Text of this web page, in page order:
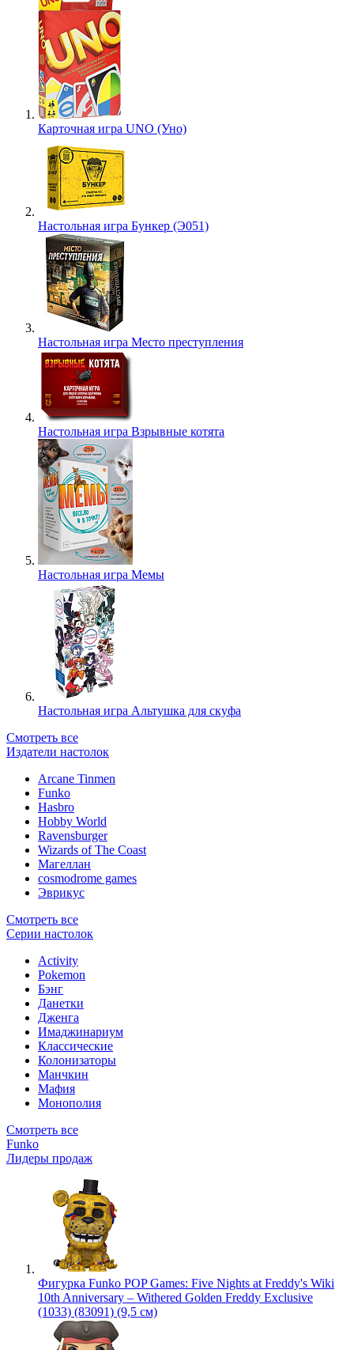
Карточная игра UNO (Уно)
Настольная игра Бункер (Э051)
Настольная игра Место преступления
Настольная игра Взрывные котята
Настольная игра Мемы
Настольная игра Альтушка для скуфа
Смотреть все
Издатели настолок
Arcane Tinmen
Funko
Hasbro
Hobby World
Ravensburger
Wizards of The Coast
Магеллан
сosmodrome games
Эврикус
Смотреть все
Серии настолок
Activity
Pokemon
Бэнг
Данетки
Дженга
Имаджинариум
Классические
Колонизаторы
Манчкин
Мафия
Монополия
Смотреть все
Funko
Лидеры продаж
Фигурка Funko POP Games: Five Nights at Freddy's Wiki
10th Anniversary – Withered Golden Freddy Exclusive
(1033) (83091) (9,5 см)